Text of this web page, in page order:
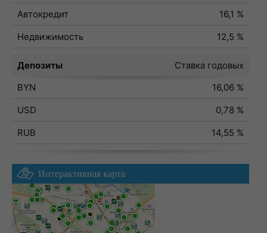
Автокредит
16,1 %
Недвижимость
12,5 %
Депозиты
Ставка годовых
BYN
16,06 %
USD
0,78 %
RUB
14,55 %
Интерактивная карта